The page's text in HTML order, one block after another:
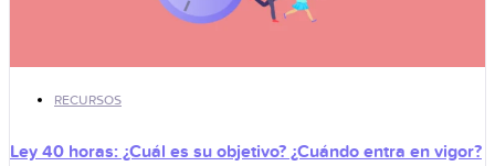
RECURSOS
Ley 40 horas: ¿Cuál es su objetivo? ¿Cuándo entra en vigor?